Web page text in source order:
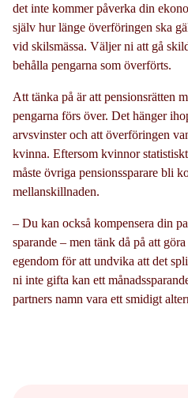
det inte kommer påverka din
själv hur länge överföringen ska
vid skilsmässa. Väljer ni att gå
behålla pengarna som överförts.
Att tänka på är att pensionsrätten
pengarna förs över. Det hänger
arvsvinster och att överföringen
kvinna. Eftersom kvinnor
måste övriga pensionssparare bli
mellanskillnaden.
– Du kan också kompensera din
sparande – men tänk då på att
egendom för att undvika att det
ni inte gifta kan ett
partners namn vara ett smidigt